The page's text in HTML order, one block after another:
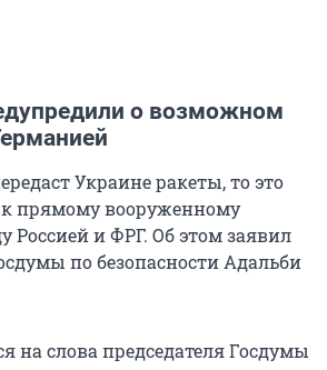
о возможном
Украине ракеты, то это
прямому вооруженному
Россией и ФРГ. Об этом заявил
по безопасности Адальби
на слова председателя Госдумы